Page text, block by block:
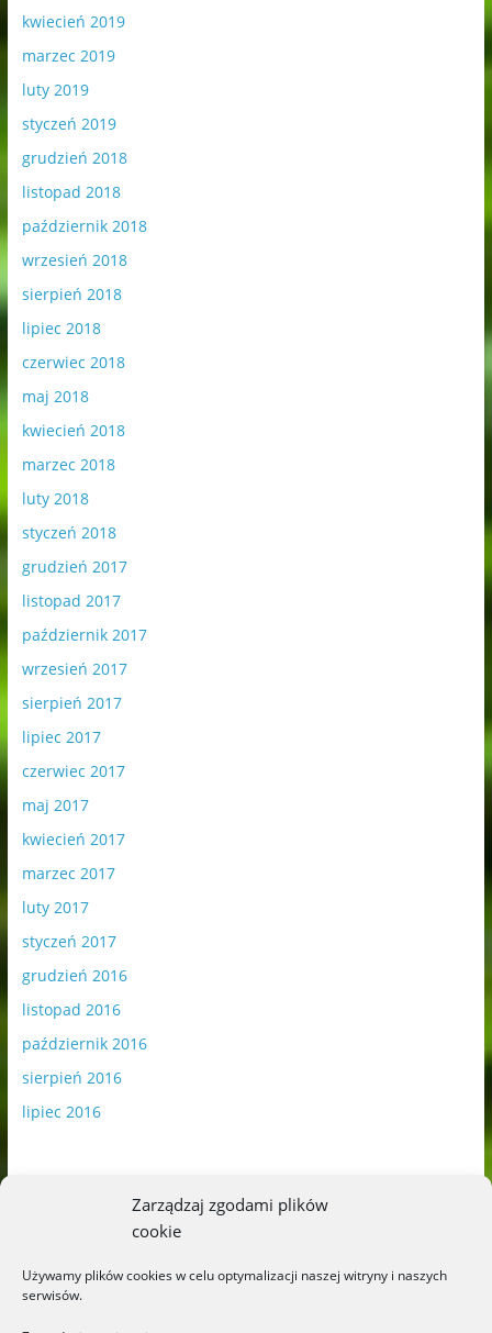
Zarządzaj zgodami plików
cookie
Używamy plików cookies w celu optymalizacji naszej witryny i naszych
serwisów.
kwiecień 2019
marzec 2019
luty 2019
styczeń 2019
grudzień 2018
listopad 2018
październik 2018
wrzesień 2018
sierpień 2018
lipiec 2018
czerwiec 2018
maj 2018
kwiecień 2018
marzec 2018
luty 2018
styczeń 2018
grudzień 2017
listopad 2017
październik 2017
wrzesień 2017
sierpień 2017
lipiec 2017
czerwiec 2017
maj 2017
kwiecień 2017
marzec 2017
luty 2017
styczeń 2017
grudzień 2016
listopad 2016
październik 2016
sierpień 2016
lipiec 2016